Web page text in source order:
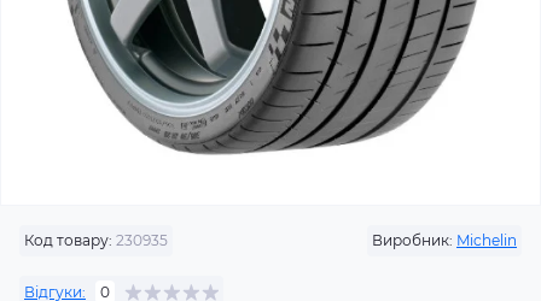
Код товару: 230935 Виробник: Michelin
Відгуки: 0